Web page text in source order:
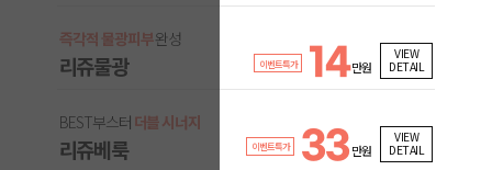
즉각적 물광피부완성
리쥬물광 이벤트특가 14만원
VIEW
DETAIL
BEST부스터 더블 시너지
리쥬베룩 이벤트특가 33만원
VIEW
DETAIL